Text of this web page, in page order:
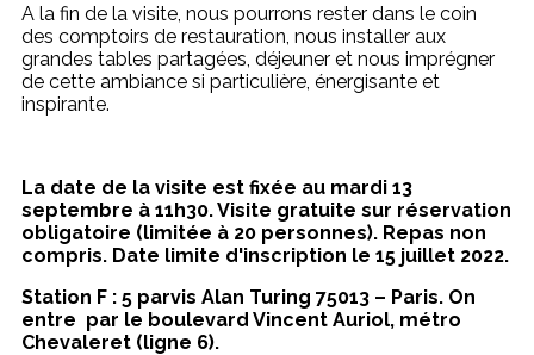
A la fin de la visite, nous pourrons rester dans le coin
des comptoirs de restauration, nous installer aux
grandes tables partagées, déjeuner et nous imprégner
de cette ambiance si particulière, énergisante et
inspirante.
La date de la visite est fixée au mardi 13
septembre à 11h30. Visite gratuite sur réservation
obligatoire (limitée à 20 personnes). Repas non
compris. Date limite d'inscription le 15 juillet 2022.
Station F : 5 parvis Alan Turing 75013 – Paris. On
entre par le boulevard Vincent Auriol, métro
Chevaleret (ligne 6).